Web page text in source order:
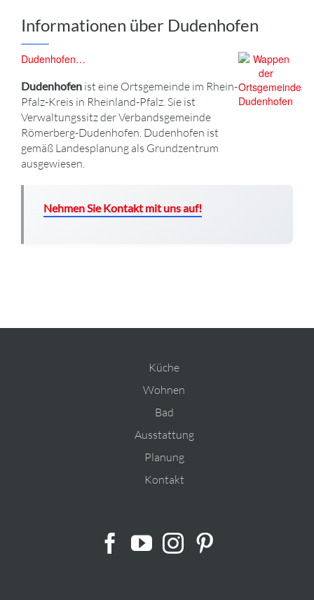
Informationen über Dudenhofen
Dudenhofen…
Dudenhofen ist eine Ortsgemeinde im Rhein-
Pfalz-Kreis in Rheinland-Pfalz. Sie ist
Verwaltungssitz der Verbandsgemeinde
Römerberg-Dudenhofen. Dudenhofen ist
gemäß Landesplanung als Grundzentrum
ausgewiesen.
Nehmen Sie Kontakt mit uns auf!
Küche
Wohnen
Bad
Ausstattung
Planung
Kontakt